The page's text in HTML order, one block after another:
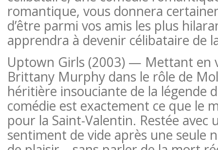
romantique, vous donnera
d’être parmi vos amis les plus
apprendra à devenir célibataire de
Uptown Girls (2003) — Mettant en
Brittany Murphy dans le rôle de
héritière insouciante de la légende
comédie est exactement ce que le
pour la Saint-Valentin. Restée avec
sentiment de vide après une seule